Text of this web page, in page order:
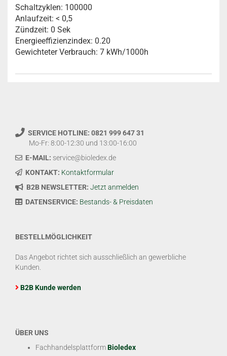
Schaltzyklen: 100000
Anlaufzeit: < 0,5
Zündzeit: 0 Sek
Energieeffizienzindex: 0.20
Gewichteter Verbrauch: 7 kWh/1000h
SERVICE HOTLINE: 0821 999 647 31
Mo-Fr: 8:00-12:30 und 13:00-16:00
E-MAIL: service@bioledex.de
KONTAKT: Kontaktformular
B2B NEWSLETTER: Jetzt anmelden
DATENSERVICE: Bestands- & Preisdaten
BESTELLMÖGLICHKEIT
Das Angebot richtet sich ausschließlich an gewerbliche
Kunden.
B2B Kunde werden
ÜBER UNS
FachhandelsplattformBioledex